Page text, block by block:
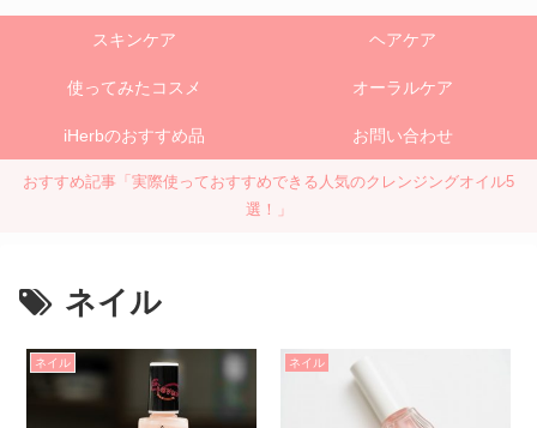
スキンケア ヘアケア
使ってみたコスメ オーラルケア
iHerbのおすすめ品 お問い合わせ
おすすめ記事「実際使っておすすめできる人気のクレンジングオイル5
選！」
ネイル
ネイル ネイル